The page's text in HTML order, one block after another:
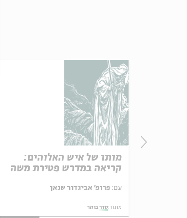
מותו של איש האלוהים:
קריאה במדרש פטירת משה
עם:
מתוך:סדר בוקר